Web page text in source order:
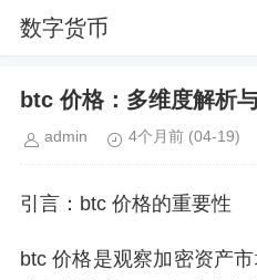
数字货币
btc 价格：多维度解析
admin 4个月前 (04-19)
引言：btc 价格的重要性
btc 价格是观察加密资产